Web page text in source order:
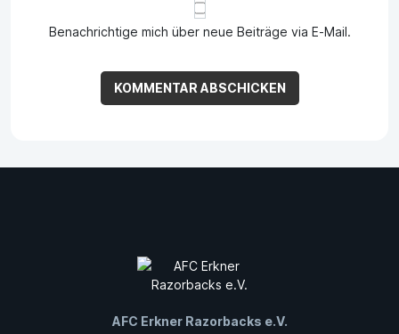
Benachrichtige mich über neue Beiträge via E-Mail.
AFC Erkner Razorbacks e.V.